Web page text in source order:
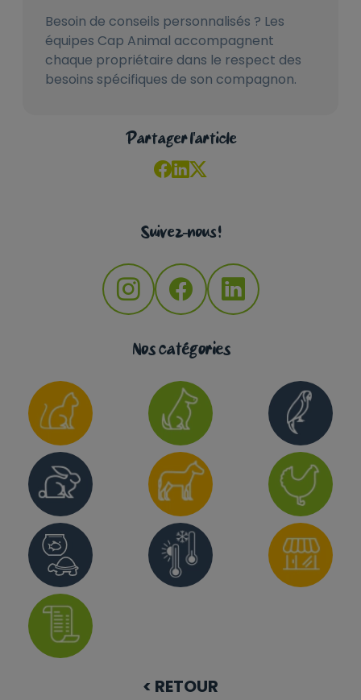
Besoin de conseils personnalisés ? Les
équipes Cap Animal accompagnent
chaque propriétaire dans le respect des
besoins spécifiques de son compagnon.
Partager l'article
Suivez-nous !
Nos catégories
< RETOUR